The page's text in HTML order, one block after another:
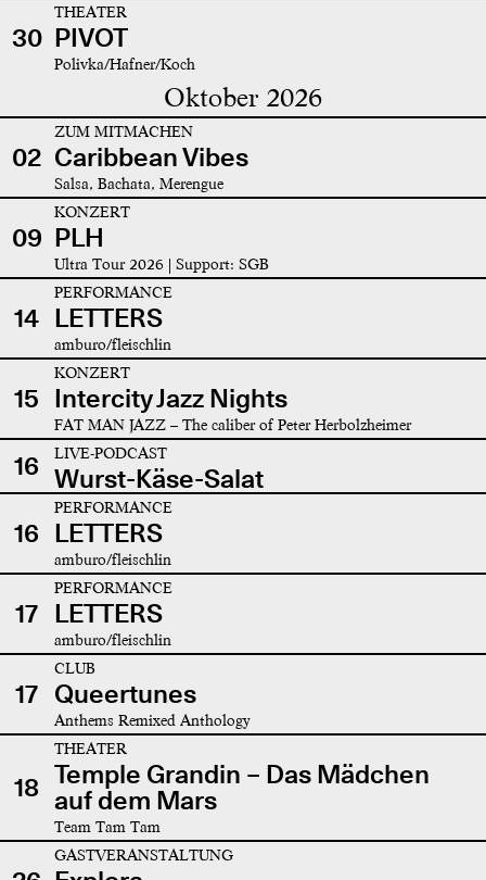
30
THEATER
PIVOT
Polivka/Hafner/Koch
Oktober 2026
02
ZUM MITMACHEN
Caribbean Vibes
Salsa, Bachata, Merengue
09
KONZERT
PLH
Ultra Tour 2026 | Support: SGB
14
PERFORMANCE
LETTERS
amburo/fleischlin
15
KONZERT
Intercity Jazz Nights
FAT MAN JAZZ – The caliber of Peter Herbolzheimer
16 LIVE-PODCAST
Wurst-Käse-Salat
16
PERFORMANCE
LETTERS
amburo/fleischlin
17
PERFORMANCE
LETTERS
amburo/fleischlin
17
CLUB
Queertunes
Anthems Remixed Anthology
18
THEATER
Temple Grandin – Das Mädchen
auf dem Mars
Team Tam Tam
GASTVERANSTALTUNG